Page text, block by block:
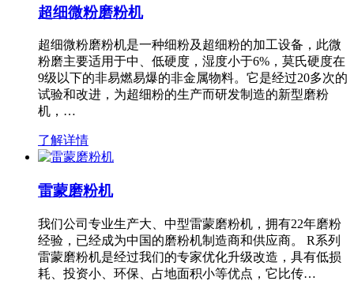
超细微粉磨粉机
超细微粉磨粉机是一种细粉及超细粉的加工设备，此微
粉磨主要适用于中、低硬度，湿度小于6%，莫氏硬度在
9级以下的非易燃易爆的非金属物料。它是经过20多次的
试验和改进，为超细粉的生产而研发制造的新型磨粉
机，…
了解详情
雷蒙磨粉机
我们公司专业生产大、中型雷蒙磨粉机，拥有22年磨粉
经验，已经成为中国的磨粉机制造商和供应商。 R系列
雷蒙磨粉机是经过我们的专家优化升级改造，具有低损
耗、投资小、环保、占地面积小等优点，它比传…